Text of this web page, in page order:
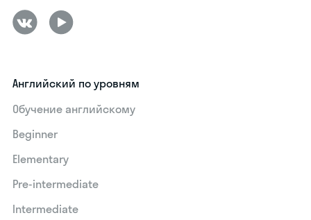
Английский по уровням
Обучение английскому
Beginner
Elementary
Pre-intermediate
Intermediate